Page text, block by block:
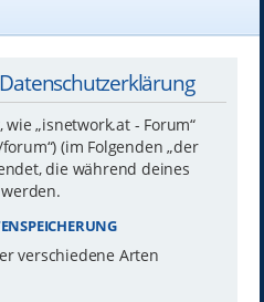
„isnetwork.at - Forum“
(im Folgenden „der
die während deines
verschiedene Arten